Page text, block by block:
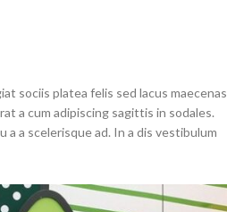
sociis platea felis sed lacus maecenas
a cum adipiscing sagittis in sodales.
a scelerisque ad. In a dis vestibulum